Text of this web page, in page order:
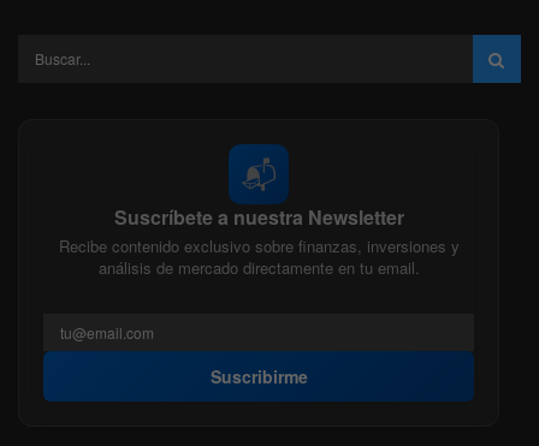
📬
Suscríbete a nuestra Newsletter
Recibe contenido exclusivo sobre finanzas, inversiones y
análisis de mercado directamente en tu email.
Suscribirme